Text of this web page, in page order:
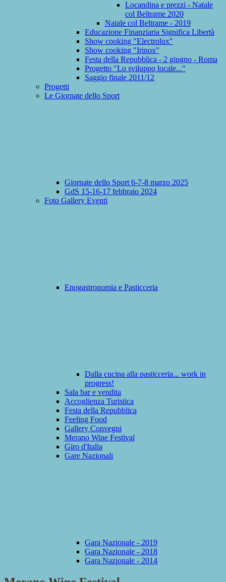
Locandina e prezzi - Natale
col Beltrame 2020
Natale col Beltrame - 2019
Educazione Finanziaria Significa Libertà
Show cooking "Electrolux"
Show cooking "Irinox"
Festa della Repubblica - 2 giugno - Roma
Progetto "Lo sviluppo locale..."
Saggio finale 2011/12
Progetti
Le Giornate dello Sport
Giornate dello Sport 6-7-8 marzo 2025
GdS 15-16-17 febbraio 2024
Foto Gallery Eventi
Enogastronomia e Pasticceria
Dalla cucina alla pasticceria... work in
progress!
Sala bar e vendita
Accoglienza Turistica
Festa della Repubblica
Feeling Food
Gallery Convegni
Merano Wine Festival
Giro d'Italia
Gare Nazionali
Gara Nazionale - 2019
Gara Nazionale - 2018
Gara Nazionale - 2014